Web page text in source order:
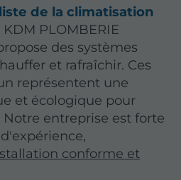
de la climatisation
KDM PLOMBERIE
des systèmes
et rafraîchir. Ces
représentent une
et écologique pour
Notre entreprise est forte
conforme et